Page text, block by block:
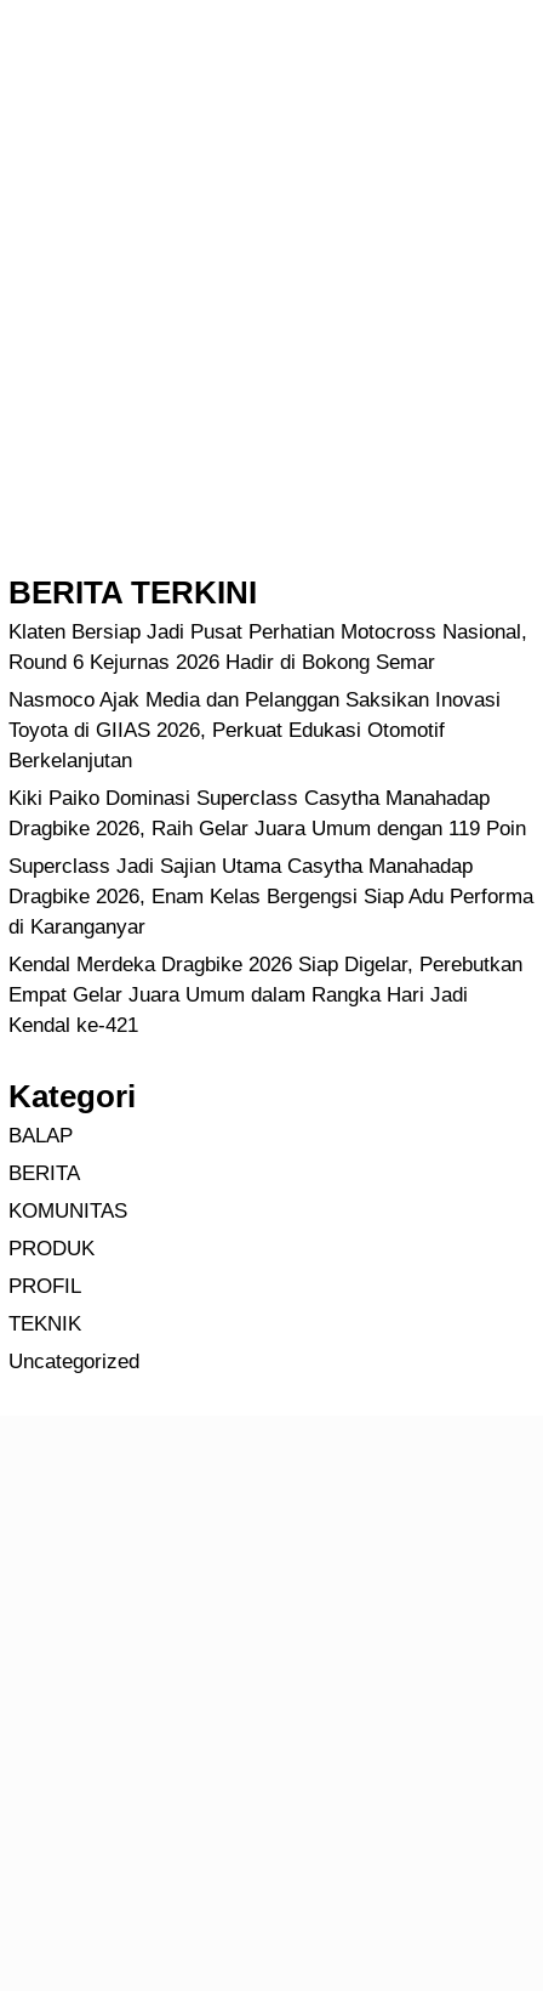
BERITA TERKINI
Klaten Bersiap Jadi Pusat Perhatian Motocross Nasional,
Round 6 Kejurnas 2026 Hadir di Bokong Semar
Nasmoco Ajak Media dan Pelanggan Saksikan Inovasi
Toyota di GIIAS 2026, Perkuat Edukasi Otomotif
Berkelanjutan
Kiki Paiko Dominasi Superclass Casytha Manahadap
Dragbike 2026, Raih Gelar Juara Umum dengan 119 Poin
Superclass Jadi Sajian Utama Casytha Manahadap
Dragbike 2026, Enam Kelas Bergengsi Siap Adu Performa
di Karanganyar
Kendal Merdeka Dragbike 2026 Siap Digelar, Perebutkan
Empat Gelar Juara Umum dalam Rangka Hari Jadi
Kendal ke-421
Kategori
BALAP
BERITA
KOMUNITAS
PRODUK
PROFIL
TEKNIK
Uncategorized